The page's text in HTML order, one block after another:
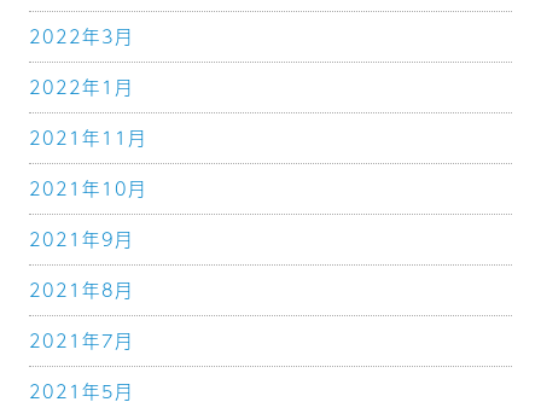
2022年3月
2022年1月
2021年11月
2021年10月
2021年9月
2021年8月
2021年7月
2021年5月